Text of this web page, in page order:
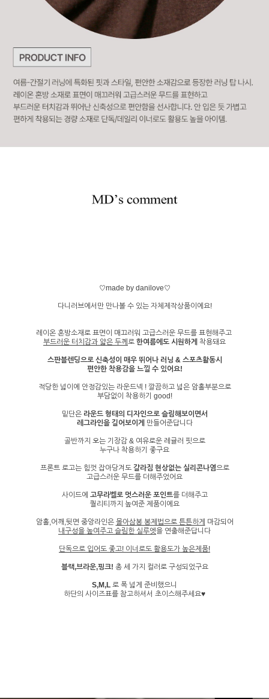
♡made by danilove♡
다니러브에서만 만나볼 수 있는 자체제작상품이에요!
레이온 혼방소재로 표면이 매끄러워 고급스러운 무드를 표현해주고
부드러운 터치감과 얇은 두께 로 한여름에도 시원하게 착용돼요
스판블렌딩으로 신축성이 매우 뛰어나 러닝 & 스포츠활동시
편안한 착용감을 느낄 수 있어요!
적당한 넓이에 안정감있는 라운드넥 ! 깔끔하고 넓은 암홀부분으로
부담없이 착용하기 good!
밑단은 라운드 형태의 디자인으로 슬림해보이면서
레그라인을 길어보이게 만들어준답니다
골반까지 오는 기장감 & 여유로운 레귤러 핏으로
누구나 착용하기 좋구요
프론트 로고는 힘껏 잡아당겨도 갈라짐 현상없는 실리콘나염으로
고급스러운 무드를 더해주었어요
사이드에 고무라벨로 멋스러운 포인트를 더해주고
퀄리티까지 높여준 제품이에요
암홀,어깨,뒷면 중앙라인은 몰아삼봉 봉제법으로 튼튼하게 마감되어
내구성을 높여주고 슬림한 실루엣을 연출해준답니다
단독으로 입어도 좋고! 이너로도 활용도가 높은제품!
블랙,브라운,핑크! 총 세 가지 컬러로 구성되었구요
S,M,L 로 폭 넓게 준비했으니
하단의 사이즈표를 참고하셔서 초이스해주세요♥